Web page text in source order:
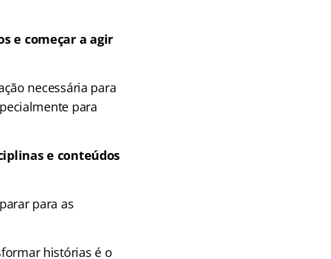
e começar a agir
necessária para
para
e conteúdos
para as
histórias é o